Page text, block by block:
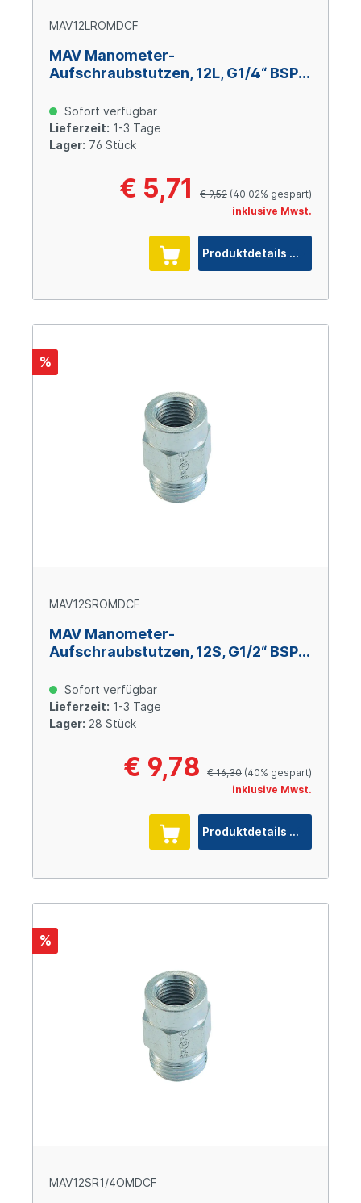
MAV12LROMDCF
MAV Manometer-
Aufschraubstutzen, 12L, G1/4“ BSPP,
Sofort verfügbar
Lieferzeit: 1-3 Tage
Lager: 76 Stück
€ 5,71 € 9,52 (40.02% gespart)
inklusive Mwst.
Produktdetails
%
MAV12SROMDCF
MAV Manometer-
Aufschraubstutzen, 12S, G1/2“ BSPP,
Sofort verfügbar
Lieferzeit: 1-3 Tage
Lager: 28 Stück
€ 9,78 € 16,30 (40% gespart)
inklusive Mwst.
Produktdetails
%
MAV12SR1/4OMDCF